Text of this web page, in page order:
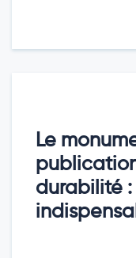
Le
durabilité